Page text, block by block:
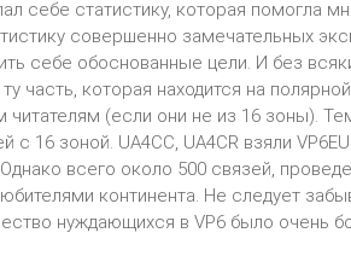
себе статистику, которая помогла
совершенно замечательных
себе обоснованные цели. И без
часть, которая находится на
(если они не из 16 зоны).
16 зоной. UA4CC, UA4CR взяли
всего около 500 связей,
континента. Не следует
нуждающихся в VP6 было очень